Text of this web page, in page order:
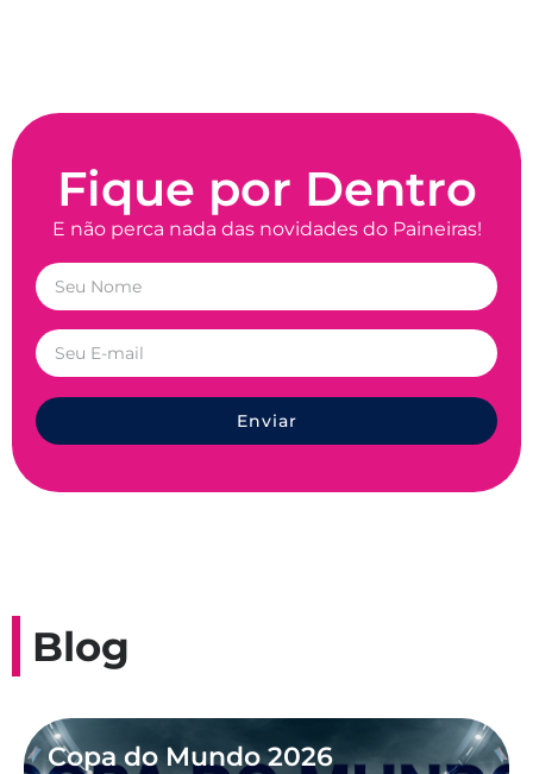
Fique por Dentro
E não perca nada das novidades do Paineiras!
Enviar
Blog
Copa do Mundo 2026